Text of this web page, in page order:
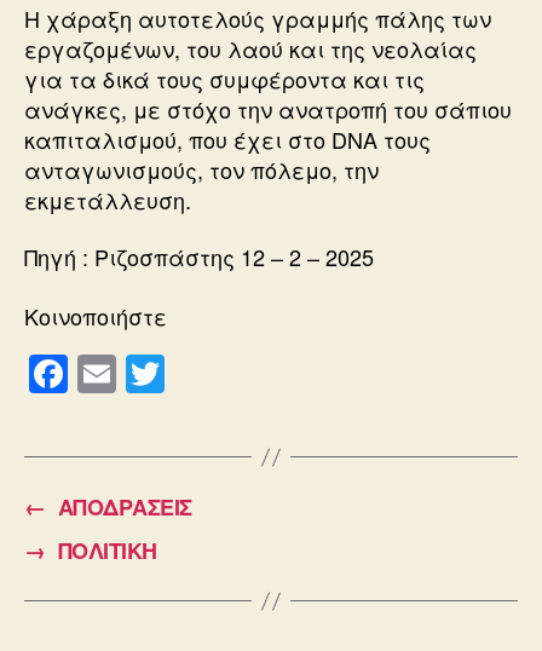
Η χάραξη αυτοτελούς γραμμής πάλης των
εργαζομένων, του λαού και της νεολαίας
για τα δικά τους συμφέροντα και τις
ανάγκες, με στόχο την ανατροπή του σάπιου
καπιταλισμού, που έχει στο DNA τους
ανταγωνισμούς, τον πόλεμο, την
εκμετάλλευση.
Πηγή : Ριζοσπάστης 12 – 2 – 2025
Κοινοποιήστε
F
a
c
e
b
o
o
E
m
ailtt
er
← ΑΠΟΔΡΑΣΕΙΣ
→ ΠΟΛΙΤΙΚΗ